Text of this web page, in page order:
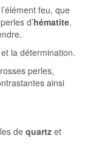
feu, que
d’hématite,
la détermination.
perles,
ainsi
de quartz et